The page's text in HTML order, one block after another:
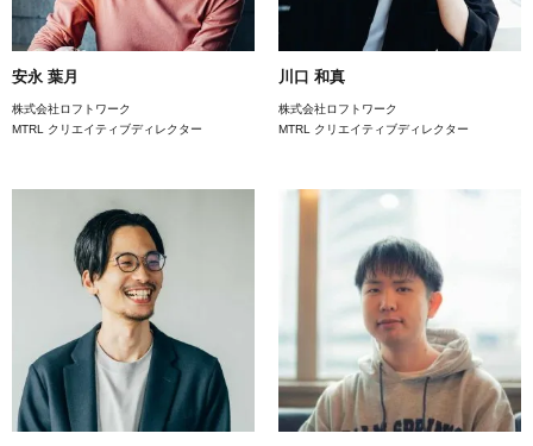
安永 葉月
株式会社ロフトワーク
MTRL クリエイティブディレクター
川口 和真
株式会社ロフトワーク
MTRL クリエイティブディレクター